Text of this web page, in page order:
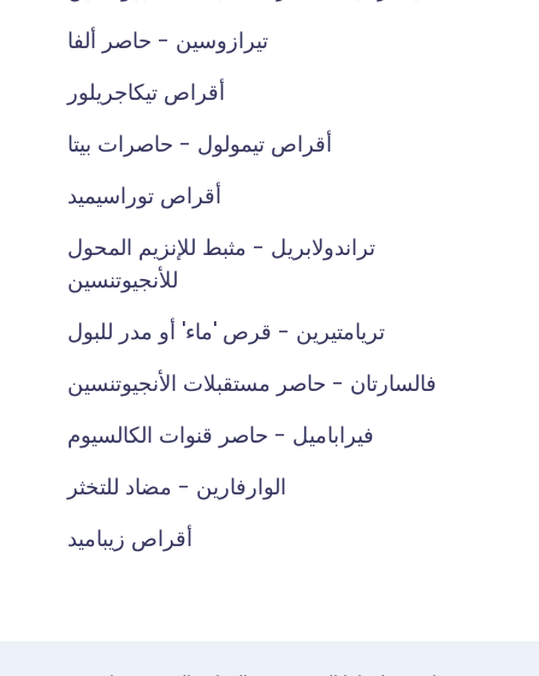
تيرازوسين - حاصر ألفا
أقراص تيكاجريلور
أقراص تيمولول - حاصرات بيتا
أقراص توراسيميد
تراندولابريل - مثبط للإنزيم المحول
للأنجيوتنسين
تريامتيرين - قرص 'ماء' أو مدر للبول
فالسارتان - حاصر مستقبلات الأنجيوتنسين
فيراباميل - حاصر قنوات الكالسيوم
الوارفارين - مضاد للتخثر
أقراص زيباميد